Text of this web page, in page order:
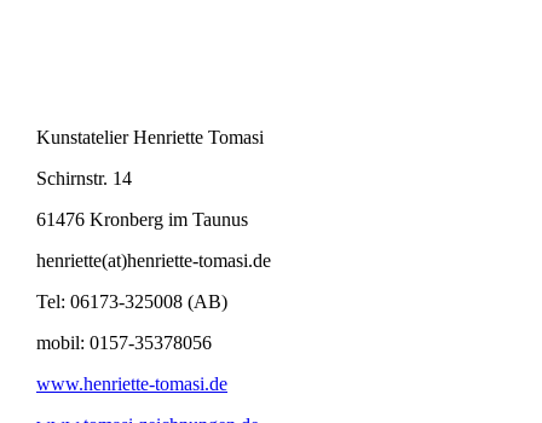
Kunstatelier Henriette Tomasi
Schirnstr. 14
61476 Kronberg im Taunus
henriette(at)henriette-tomasi.de
Tel: 06173-325008 (AB)
mobil: 0157-35378056
www.henriette-tomasi.de